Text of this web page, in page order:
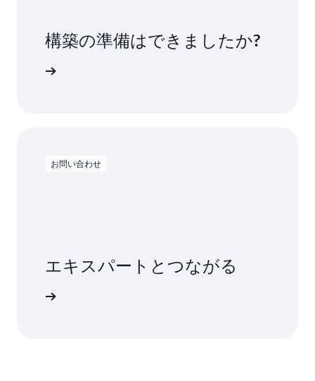
構築の準備はできましたか?
お問い合わせ
エキスパートとつながる